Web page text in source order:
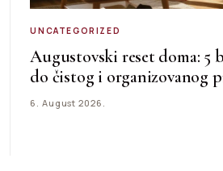
UNCATEGORIZED
Augustovski reset doma: 5
do čistog i organizovanog
6. August 2026.